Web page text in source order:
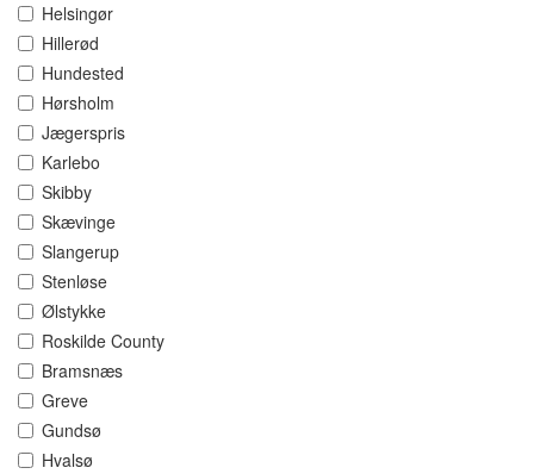
Helsingør
Hillerød
Hundested
Hørsholm
Jægerspris
Karlebo
Skibby
Skævinge
Slangerup
Stenløse
Ølstykke
Roskilde County
Bramsnæs
Greve
Gundsø
Hvalsø